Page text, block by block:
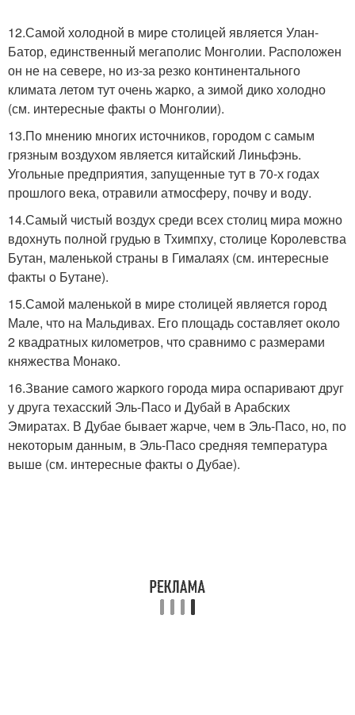
12.Самой холодной в мире столицей является Улан-
Батор, единственный мегаполис Монголии. Расположен
он не на севере, но из-за резко континентального
климата летом тут очень жарко, а зимой дико холодно
(см. интересные факты о Монголии).
13.По мнению многих источников, городом с самым
грязным воздухом является китайский Линьфэнь.
Угольные предприятия, запущенные тут в 70-х годах
прошлого века, отравили атмосферу, почву и воду.
14.Самый чистый воздух среди всех столиц мира можно
вдохнуть полной грудью в Тхимпху, столице Королевства
Бутан, маленькой страны в Гималаях (см. интересные
факты о Бутане).
15.Самой маленькой в мире столицей является город
Мале, что на Мальдивах. Его площадь составляет около
2 квадратных километров, что сравнимо с размерами
княжества Монако.
16.Звание самого жаркого города мира оспаривают друг
у друга техасский Эль-Пасо и Дубай в Арабских
Эмиратах. В Дубае бывает жарче, чем в Эль-Пасо, но, по
некоторым данным, в Эль-Пасо средняя температура
выше (см. интересные факты о Дубае).